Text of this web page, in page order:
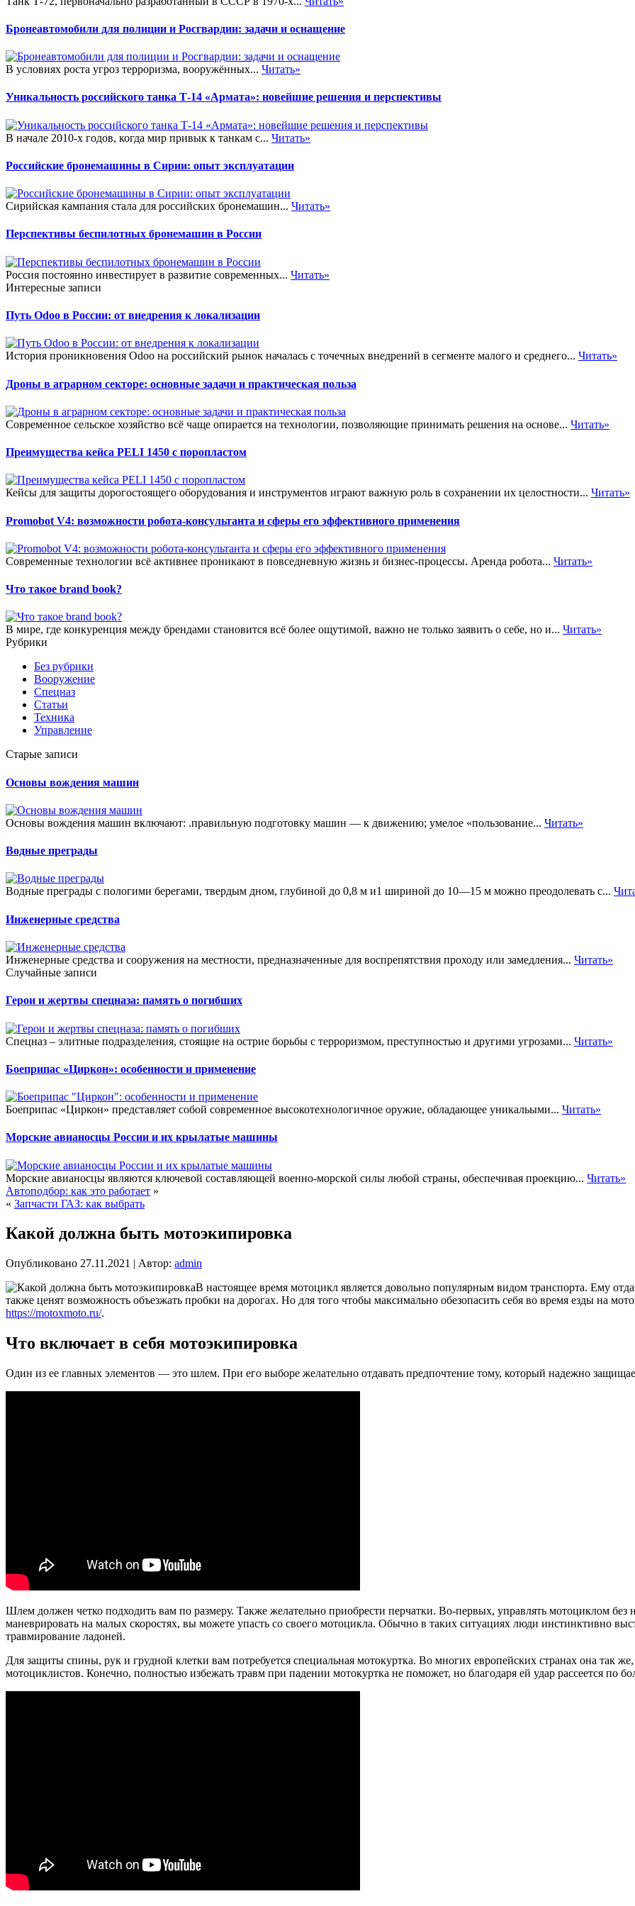
Бронеавтомобили для полиции и Росгвардии: задачи и оснащение
В условиях роста угроз терроризма, вооружённых... Читать»
Уникальность российского танка Т-14 «Армата»: новейшие решения и перспективы
В начале 2010-х годов, когда мир привык к танкам с... Читать»
Российские бронемашины в Сирии: опыт эксплуатации
Сирийская кампания стала для российских бронемашин... Читать»
Перспективы беспилотных бронемашин в России
Россия постоянно инвестирует в развитие современных... Читать»
Интересные записи
Путь Odoo в России: от внедрения к локализации
История проникновения Odoo на российский рынок началась с точечных внедрений в сегменте малого и среднего... Читать»
Дроны в аграрном секторе: основные задачи и практическая польза
Современное сельское хозяйство всё чаще опирается на технологии, позволяющие принимать решения на основе... Читать»
Преимущества кейса PELI 1450 с поропластом
Кейсы для защиты дорогостоящего оборудования и инструментов играют важную роль в сохранении их целостности... Читать»
Promobot V4: возможности робота-консультанта и сферы его эффективного применения
Современные технологии всё активнее проникают в повседневную жизнь и бизнес-процессы. Аренда робота... Читать»
Что такое brand book?
В мире, где конкуренция между брендами становится всё более ощутимой, важно не только заявить о себе, но и... Читать»
Рубрики
Без рубрики
Вооружение
Спецназ
Статьи
Техника
Управление
Старые записи
Основы вождения машин
Основы вождения машин включают: .правильную подготовку машин — к движению; умелое «пользование... Читать»
Водные преграды
Водные преграды с пологими берегами, твердым дном, глубиной до 0,8 м и1 шириной до 10—15 м можно преодолевать с...
Инженерные средства
Инженерные средства и сооружения на местности, предназначенные для воспрепятствия проходу или замедления... Читать»
Случайные записи
Герои и жертвы спецназа: память о погибших
Спецназ – элитные подразделения, стоящие на острие борьбы с терроризмом, преступностью и другими угрозами... Читать»
Боеприпас «Циркон»: особенности и применение
Боеприпас «Циркон» представляет собой современное высокотехнологичное оружие, обладающее уникальыми... Читать»
Морские авианосцы России и их крылатые машины
Морские авианосцы являются ключевой составляющей военно-морской силы любой страны, обеспечивая проекцию... Читать»
Автоподбор: как это работает »
« Запчасти ГАЗ: как выбрать
Какой должна быть мотоэкипировка
Опубликовано 27.11.2021 | Автор: admin
В настоящее время мотоцикл является довольно популярным видом транспорта. Ему
также ценят возможность объезжать пробки на дорогах. Но для того чтобы максимально обезопасить себя во время езды на
https://motoxmoto.ru/.
Что включает в себя мотоэкипировка
Один из ее главных элементов — это шлем. При его выборе желательно отдавать предпочтение тому, который надежно
Шлем должен четко подходить вам по размеру. Также желательно приобрести перчатки. Во-первых, управлять мотоциклом без
маневрировать на малых скоростях, вы можете упасть со своего мотоцикла. Обычно в таких ситуациях люди инстинктивно
травмирование ладоней.
Для защиты спины, рук и грудной клетки вам потребуется специальная мотокуртка. Во многих европейских странах она так
мотоциклистов. Конечно, полностью избежать травм при падении мотокуртка не поможет, но благодаря ей удар рассеется